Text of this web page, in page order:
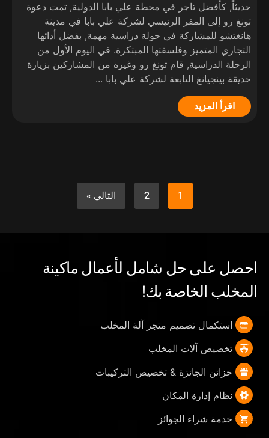
حديثاً, كأفضل تاجر في محطة علي بابا الدولية, تمت دعوة
تونغ رو إلى المقر الرئيسي لشركة علي بابا في مدينة
هانغتشو للمشاركة في جولة دراسية مهمة, بفضل أدائها
التجاري المتميز وفلسفتها المبتكرة. في اليوم الأول من
الرحلة الدراسية, قام تونغ رو وغيره من المشاركين بزيارة
حديقة بينجيانغ التابعة لشركة علي بابا ...
اقرأ المزيد
1
2 التالي »
احصل على حل شامل لأعمال ماكينة
المخلب الخاصة بك!
استكمال تصميم متجر آلة المخلب
تخصيص آلات المخلب
خزائن الجائزة & تخصيص التركيبات
نظام إدارة المكان
خدمة شراء الجوائز